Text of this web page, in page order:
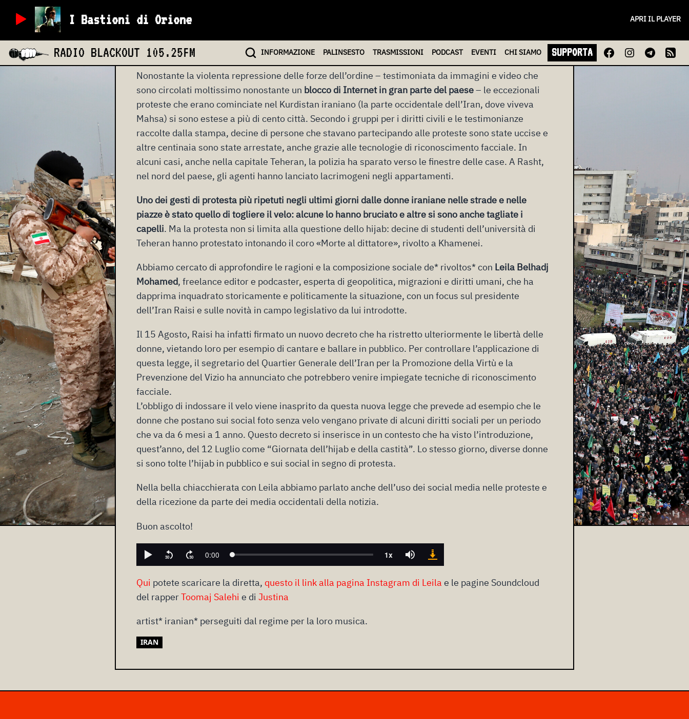
I Bastioni di Orione APRI IL PLAYER
RADIO BLACKOUT 105.25FM INFORMAZIONE PALINSESTO TRASMISSIONI PODCAST EVENTI CHISIAMO SUPPORTA
correttamente il velo
religioso del paese, l’Ayatollah Ali Khamenei
Nonostante la violenta repressione delle forze dell’ordine – testimoniata da immagini e video che
sono circolati moltissimo nonostante un blocco di Internet in gran parte del paese– le eccezionali
proteste che erano cominciate nel Kurdistan iraniano (la parte occidentale dell’Iran, dove viveva
Mahsa) si sono estese a più di cento città. Secondo i gruppi per i diritti civili e le testimonianze
raccolte dalla stampa, decine di persone che stavano partecipando alle proteste sono state uccise e
altre centinaia sono state arrestate, anche grazie alle tecnologie di riconoscimento facciale. In
alcuni casi, anche nella capitale Teheran, la polizia ha sparato verso le finestre delle case. A Rasht,
nel nord del paese, gli agenti hanno lanciato lacrimogeni negli appartamenti.
Uno dei gesti di protesta più ripetuti negli ultimi giorni dalle donne iraniane nelle strade e nelle
piazze è stato quello di togliere il velo: alcune lo hanno bruciato e altre si sono anche tagliate i
capelli. Ma la protesta non si limita alla questione dello hijab: decine di studenti dell’università di
Teheran hanno protestato intonando il coro «Morte al dittatore», rivolto a Khamenei.
Abbiamo cercato di approfondire le ragioni e la composizione sociale de* rivoltos* con Leila Belhadj
Mohamed, freelance editor e podcaster, esperta di geopolitica, migrazioni e diritti umani, che ha
dapprima inquadrato storicamente e politicamente la situazione, con un focus sul presidente
dell’Iran Raisi e sulle novità in campo legislativo da lui introdotte.
Il 15 Agosto, Raisi ha infatti firmato un nuovo decreto che ha ristretto ulteriormente le libertà delle
donne, vietando loro per esempio di cantare e ballare in pubblico. Per controllare l’applicazione di
questa legge, il segretario del Quartier Generale dell’Iran per la Promozione della Virtù e la
Prevenzione del Vizio ha annunciato che potrebbero venire impiegate tecniche di riconoscimento
facciale.
L’obbligo di indossare il velo viene inasprito da questa nuova legge che prevede ad esempio che le
donne che postano sui social foto senza velo vengano private di alcuni diritti sociali per un periodo
che va da 6 mesi a 1 anno. Questo decreto si inserisce in un contesto che ha visto l’introduzione,
quest’anno, del 12 Luglio come “Giornata dell’hijab e della castità”. Lo stesso giorno, diverse donne
si sono tolte l’hijab in pubblico e sui social in segno di protesta.
Nella bella chiacchierata con Leila abbiamo parlato anche dell’uso dei social media nelle proteste e
della ricezione da parte dei media occidentali della notizia.
Buon ascolto!
Qui potete scaricare la diretta, questo il link alla pagina Instagram di Leila e le pagine Soundcloud
del rapperToomaj Salehi e di Justina
artist* iranian* perseguiti dal regime per la loro musica.
IRAN